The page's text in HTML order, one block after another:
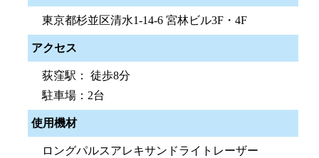
東京都杉並区清水1-14-6 宮林ビル3F・4F
アクセス
荻窪駅： 徒歩8分
駐車場：2台
使用機材
ロングパルスアレキサンドライトレーザー